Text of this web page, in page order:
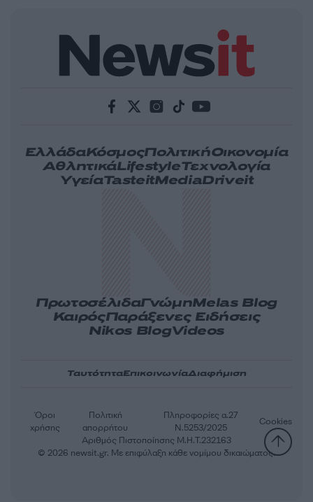
ΕλλάδαΚόσμοςΠολιτικήΟικονομία
ΑθλητικάLifestyleΤεχνολογία
ΥγείαTasteitMediaDriveit
ΠρωτοσέλιδαΓνώμηMelas Blog
ΚαιρόςΠαράξενες Ειδήσεις
Nikos BlogVideos
ΤαυτότηταΕπικοινωνίαΔιαφήμιση
Αριθμός Πιστοποίησης Μ.Η.Τ.232163
Όροι
χρήσης
Πολιτική
απορρήτου
Πληροφορίες α.27
Ν.5253/2025
Cookies
© 2026 newsit.gr. Με επιφύλαξη κάθε νομίμου δικαιώματος.